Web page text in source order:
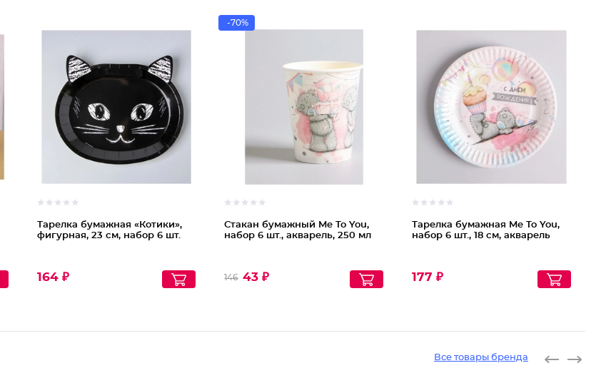
Тарелка бумажная «Котики»,
фигурная, 23 см, набор 6 шт.
164 ₽
-70%
Стакан бумажный Me To You,
набор 6 шт., акварель, 250 мл
146 43 ₽
Тарелка бумажная Me To You,
набор 6 шт., 18 см, акварель
177 ₽
Все товары бренда